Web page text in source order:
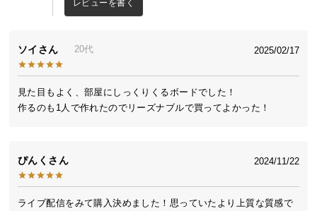
品
の
配
送
て
小
レビューを書く
ソイ 20代 2025/02/17
見た目もよく、部屋にしっくりくるボードでした！
作るのも1人で作れたのでリーズナブルで買ってよかった！
ぴんく 2024/11/22
ライブ配信をみて購入決めました！思っていたより上質な質感で